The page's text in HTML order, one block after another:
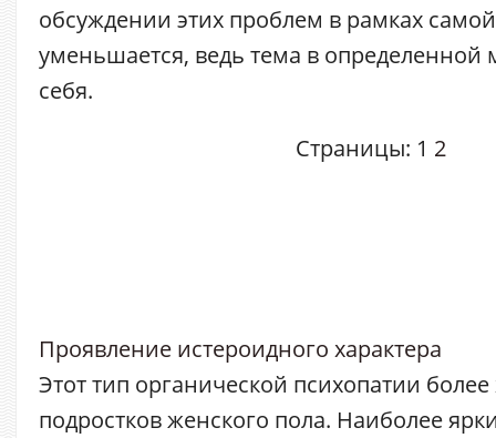
обсуждении этих проблем в рамках
уменьшается, ведь тема в определенной
себя.
Страницы: 1 2
Проявление истероидного характера
Этот тип органической психопатии более
подростков женского пола. Наиболее